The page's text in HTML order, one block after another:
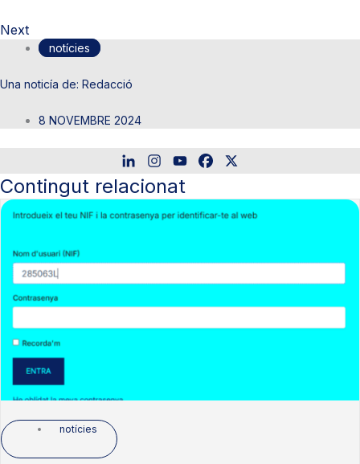
Next
notícies
Redacció
8 NOVEMBRE 2024
Contingut relacionat
notícies